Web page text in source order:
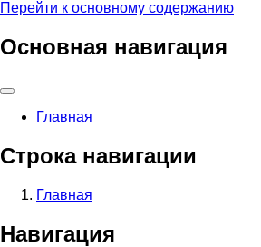
Перейти к основному содержанию
Основная навигация
Главная
Строка навигации
Главная
Навигация